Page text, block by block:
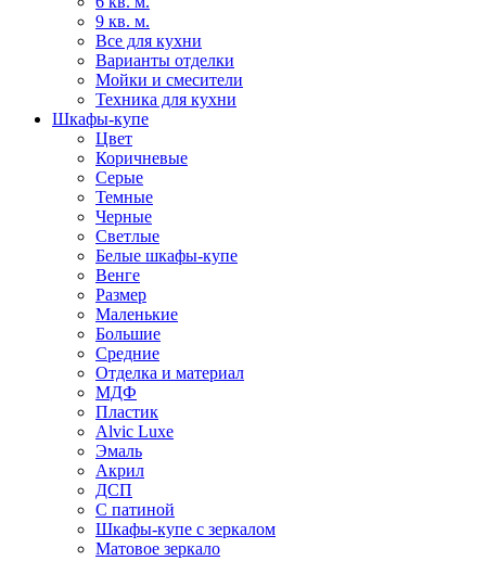
9 кв. м.
Все для кухни
Варианты отделки
Мойки и смесители
Техника для кухни
Шкафы-купе
Цвет
Коричневые
Серые
Темные
Черные
Светлые
Белые шкафы-купе
Венге
Размер
Маленькие
Большие
Средние
Отделка и материал
МДФ
Пластик
Alvic Luxe
Эмаль
Акрил
ДСП
С патиной
Шкафы-купе с зеркалом
Матовое зеркало